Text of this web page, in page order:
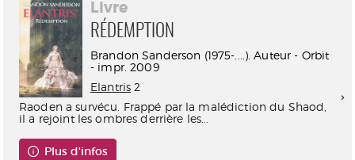
Livre
RÉDEMPTION
Brandon Sanderson (1975-....). Auteur - Orbit
- impr. 2009
Elantris 2
Raoden a survécu. Frappé par la malédiction du Shaod,
il a rejoint les ombres derrière les...
Plus d'infos